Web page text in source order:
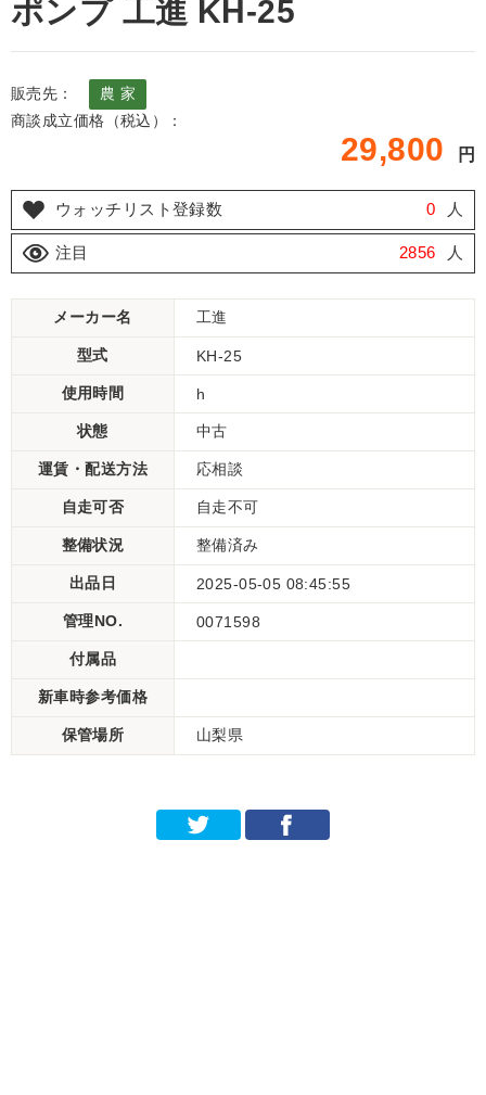
ポンプ 工進 KH-25
販売先：
農 家
商談成立価格（税込）：
29,800 円
ウォッチリスト登録数 0 人
注目 2856 人
メーカー名 工進
型式 KH-25
使用時間 h
状態 中古
運賃・配送方法 応相談
自走可否 自走不可
整備状況 整備済み
出品日 2025-05-05 08:45:55
管理NO. 0071598
付属品
新車時参考価格
保管場所 山梨県